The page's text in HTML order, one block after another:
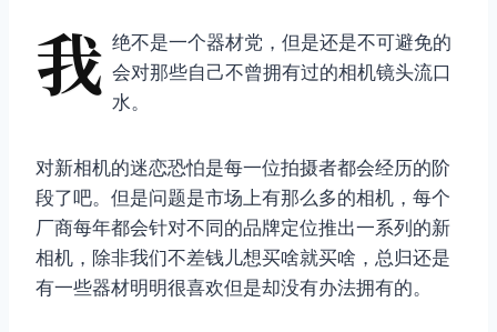
我 绝不是一个器材党，但是还是不可避免的
会对那些自己不曾拥有过的相机镜头流口
水。
对新相机的迷恋恐怕是每一位拍摄者都会经历的阶
段了吧。但是问题是市场上有那么多的相机，每个
厂商每年都会针对不同的品牌定位推出一系列的新
相机，除非我们不差钱儿想买啥就买啥，总归还是
有一些器材明明很喜欢但是却没有办法拥有的。